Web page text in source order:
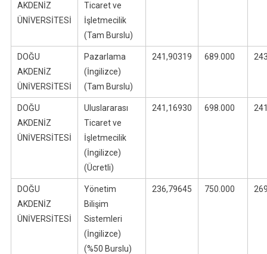
AKDENİZ
ÜNİVERSİTESİ
Ticaret ve
İşletmecilik
(Tam Burslu)
DOĞU
AKDENİZ
ÜNİVERSİTESİ
Pazarlama
(İngilizce)
(Tam Burslu)
241,90319 689.000
DOĞU
AKDENİZ
ÜNİVERSİTESİ
Uluslararası
Ticaret ve
İşletmecilik
(İngilizce)
(Ücretli)
241,16930 698.000
DOĞU
AKDENİZ
ÜNİVERSİTESİ
Yönetim
Bilişim
Sistemleri
(İngilizce)
(%50 Burslu)
236,79645 750.000